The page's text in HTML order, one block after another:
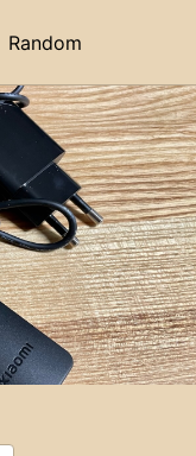
Random